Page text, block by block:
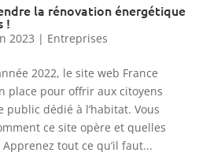
la rénovation énergétique
!
2023 | Entreprises
2022, le site web France
place pour offrir aux citoyens
public dédié à l’habitat. Vous
ce site opère et quelles
tout ce qu’il faut...